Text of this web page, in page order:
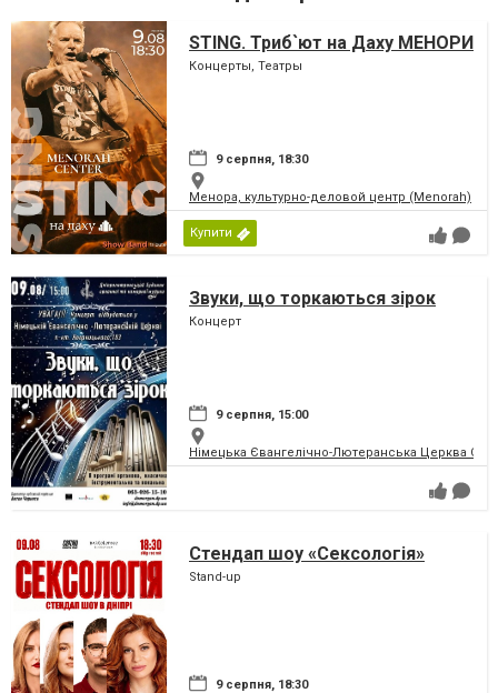
STING. Триб`ют на Даху МЕНОРИ
Концерты, Театры
9 серпня, 18:30
Менора, культурно-деловой центр (Menorah)
Купити
Звуки, що торкаються зірок
Концерт
9 серпня, 15:00
Німецька Євангелічно-Лютеранська Церква
Стендап шоу «Сексологія»
Stand-up
9 серпня, 18:30